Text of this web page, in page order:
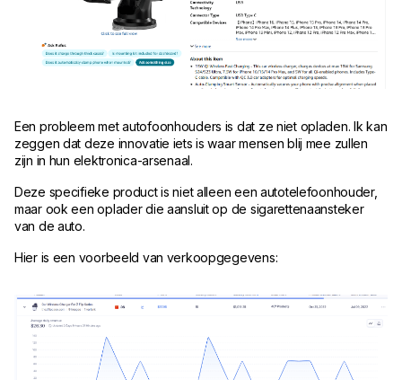
Een probleem met autofoonhouders is dat ze niet opladen. Ik kan
zeggen dat deze innovatie iets is waar mensen blij mee zullen
zijn in hun elektronica-arsenaal.
Deze specifieke product is niet alleen een autotelefoonhouder,
maar ook een oplader die aansluit op de sigarettenaansteker
van de auto.
Hier is een voorbeeld van verkoopgegevens: